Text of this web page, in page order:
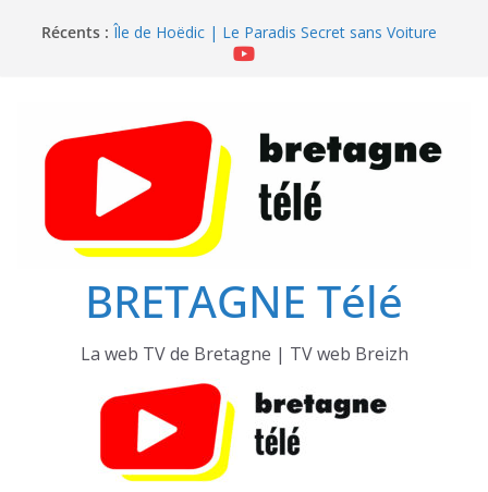
Récents : Île de Hoëdic | Le Beau Fort
Île de Hoëdic | Le Paradis Secret sans Voiture
Île de Hoëdic | Dimanche le Jour du Zodiac
BRETAGNE Télé
La web TV de Bretagne | TV web Breizh